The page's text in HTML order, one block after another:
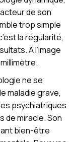
de son
trop simple
la régularité,
À l’image
ne se
maladie grave,
psychiatriques
de miracle. Son
bien-être